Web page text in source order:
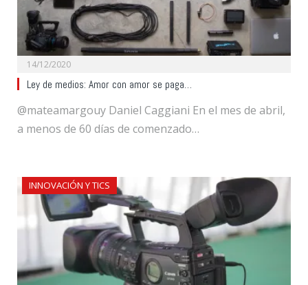
14/12/2020
Ley de medios: Amor con amor se paga…
@mateamargouy Daniel Caggiani En el mes de abril,
a menos de 60 días de comenzado…
INNOVACIÓN Y TICS